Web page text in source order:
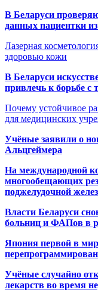
В Беларуси
данных пациентки
Лазерная
здоровью кожи
В Беларуси
привлечь к борьбе с
Почему устойчивое
для медицинских
Учёные заявили о
Альцгеймера
На международной
многообещающих
поджелудочной
Власти Беларуси
больниц и ФАПов в
Япония первой в
Учёные случайно
лекарств во время